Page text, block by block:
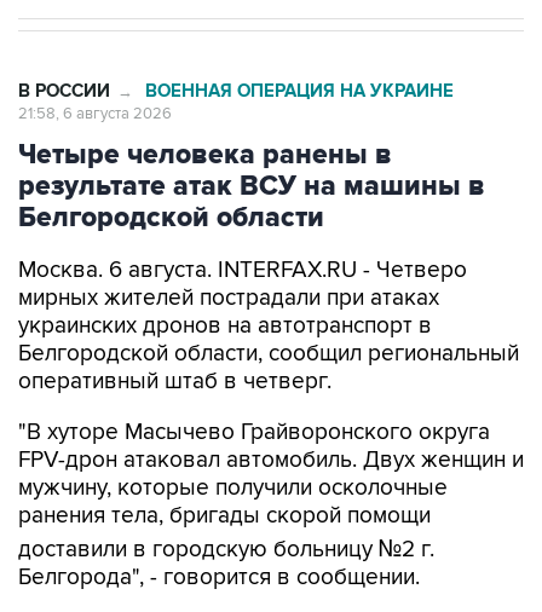
В РОССИИ → ВОЕННАЯ ОПЕРАЦИЯ НА УКРАИНЕ
21:58, 6 августа 2026
Четыре человека ранены в
результате атак ВСУ на машины в
Белгородской области
Москва. 6 августа. INTERFAX.RU - Четверо
мирных жителей пострадали при атаках
украинских дронов на автотранспорт в
Белгородской области, сообщил региональный
оперативный штаб в четверг.
"В хуторе Масычево Грайворонского округа
FPV-дрон атаковал автомобиль. Двух женщин и
мужчину, которые получили осколочные
ранения тела, бригады скорой помощи
доставили в городскую больницу №2 г.
Белгорода", - говорится в сообщении.